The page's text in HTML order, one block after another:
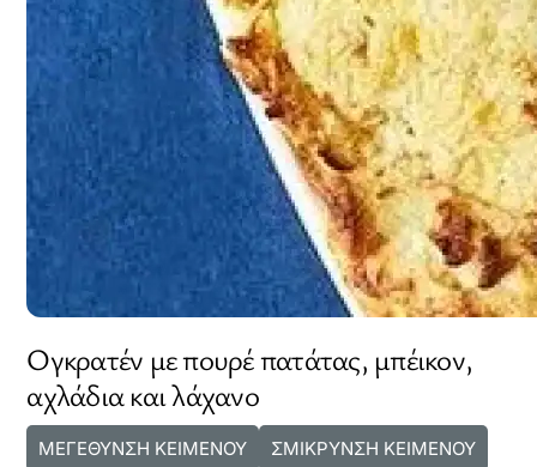
Ογκρατέν με πουρέ πατάτας, μπέικον,
αχλάδια και λάχανο
ΜΕΓΕΘΥΝΣΗ ΚΕΙΜΕΝΟΥ ΣΜΙΚΡΥΝΣΗ ΚΕΙΜΕΝΟΥ